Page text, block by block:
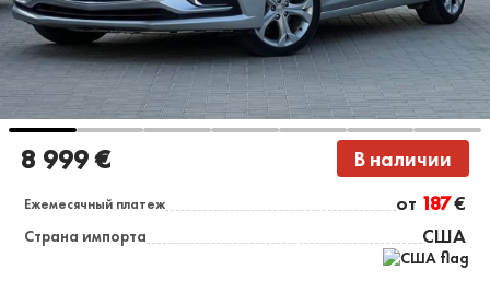
8 999 € В наличии
Ежемесячный платеж от 187€
Страна импорта США